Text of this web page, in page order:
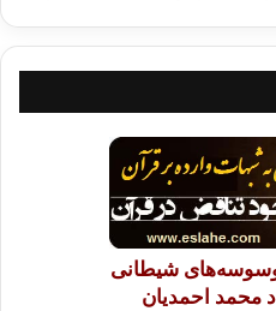
وسوسه‌های شیطانی
محمد احمدیان